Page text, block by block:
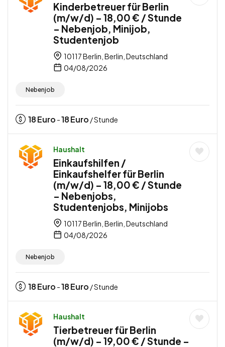
Kinderbetreuer für Berlin
(m/w/d) – 18,00 € / Stunde
– Nebenjob, Minijob,
Studentenjob
10117 Berlin, Berlin, Deutschland
04/08/2026
Nebenjob
18Euro -18Euro / Stunde
Haushalt
Einkaufshilfen /
Einkaufshelfer für Berlin
(m/w/d) – 18,00 € / Stunde
– Nebenjobs,
Studentenjobs, Minijobs
10117 Berlin, Berlin, Deutschland
04/08/2026
Nebenjob
18Euro -18Euro / Stunde
Haushalt
Tierbetreuer für Berlin
(m/w/d) – 19,00 € / Stunde –